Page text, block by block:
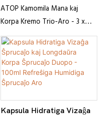
Mankremo 236mL -
Trankviliga, Hidratiga kaj
Granda Grando por
Ĉiutaga Uzo
ATOP Kamomila Mana kaj
Korpa Kremo Trio-Aro - 3 x
236mL Grandaj Tuboj por Tuta
Korpa Humido, Perfekta
Donaco por Ŝi, Panjo, aŭ
Haŭtflegadaj Amantoj
Kapsula Hidratiga Vizaĝa